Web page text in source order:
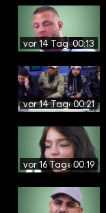
vor 14 Tagen00:13
vor 14 Tagen00:21
vor 16 Tagen00:19